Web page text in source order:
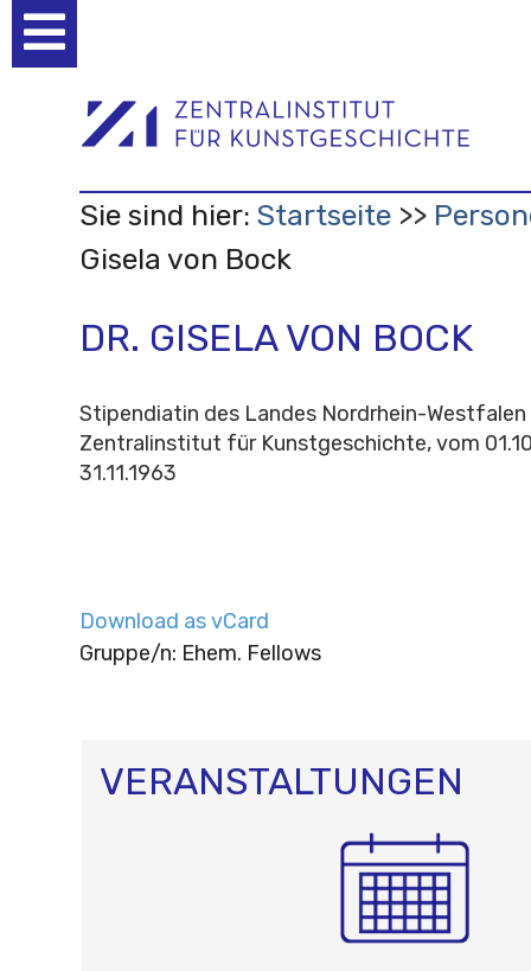
Werkzeuge
Sie sind hier: Startseite
Gisela von Bock
DR. GISELA VON BOCK
Stipendiatin des Landes Nordrhein-Westfalen
Zentralinstitut für Kunstgeschichte, vom
31.11.1963
Download as vCard
Gruppe/n: Ehem. Fellows
VERANSTALTUNGEN